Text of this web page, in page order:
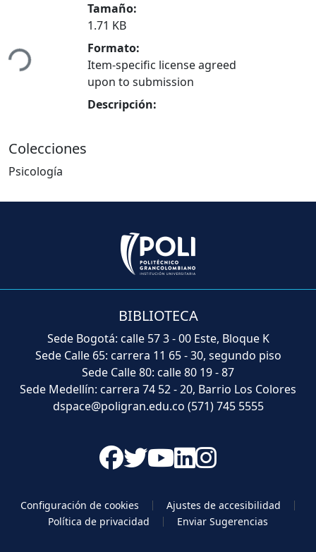
Tamaño:
1.71 KB
Formato:
Item-specific license agreed
upon to submission
Descripción:
Colecciones
Psicología
BIBLIOTECA
Sede Bogotá: calle 57 3 - 00 Este, Bloque K
Sede Calle 65: carrera 11 65 - 30, segundo piso
Sede Calle 80: calle 80 19 - 87
Sede Medellín: carrera 74 52 - 20, Barrio Los Colores
dspace@poligran.edu.co (571) 745 5555
Configuración de cookies
Ajustes de accesibilidad
Política de privacidad
Enviar Sugerencias